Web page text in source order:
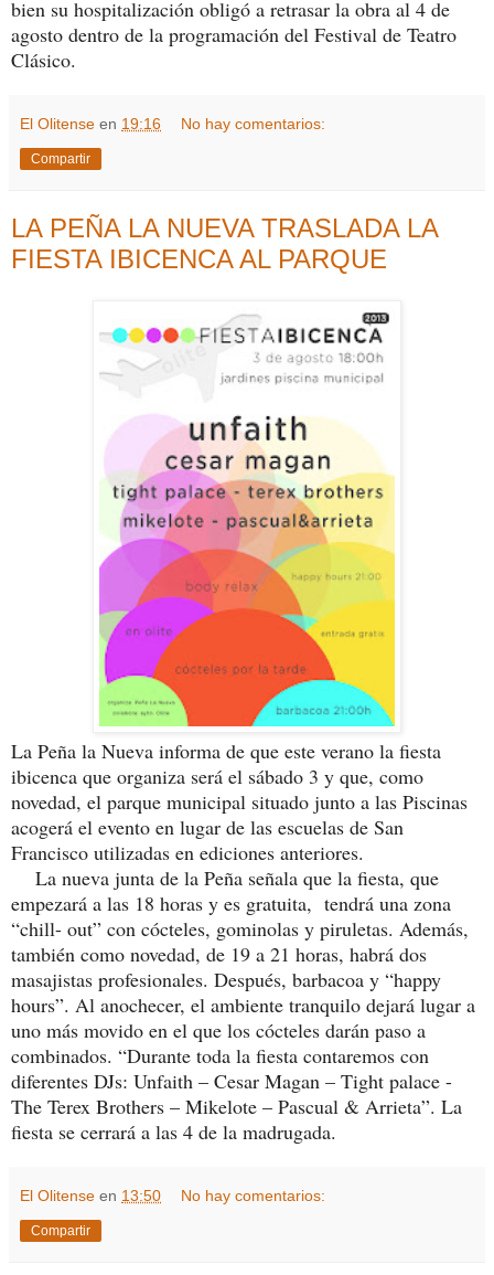
bien su hospitalización obligó a retrasar la obra al 4 de
agosto dentro de la programación del Festival de Teatro
Clásico.
El Olitense en 19:16 No hay comentarios:
Compartir
LA PEÑA LA NUEVA TRASLADA LA
FIESTA IBICENCA AL PARQUE
La Peña la Nueva informa de que este verano la fiesta
ibicenca que organiza será el sábado 3 y que, como
novedad, el parque municipal situado junto a las Piscinas
acogerá el evento en lugar de las escuelas de San
Francisco utilizadas en ediciones anteriores.
La nueva junta de la Peña señala que la fiesta, que
empezará a las 18 horas y es gratuita, tendrá una zona
“chill- out” con cócteles, gominolas y piruletas. Además,
también como novedad, de 19 a 21 horas, habrá dos
masajistas profesionales. Después, barbacoa y “happy
hours”. Al anochecer, el ambiente tranquilo dejará lugar a
uno más movido en el que los cócteles darán paso a
combinados. “Durante toda la fiesta contaremos con
diferentes DJs: Unfaith – Cesar Magan – Tight palace -
The Terex Brothers – Mikelote – Pascual & Arrieta”. La
fiesta se cerrará a las 4 de la madrugada.
El Olitense en 13:50 No hay comentarios:
Compartir